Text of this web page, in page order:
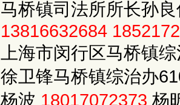
马桥镇司法所所长孙
13816632684
上海市闵行区马桥镇
徐卫锋马桥镇综治办
杨波 18017072373 杨